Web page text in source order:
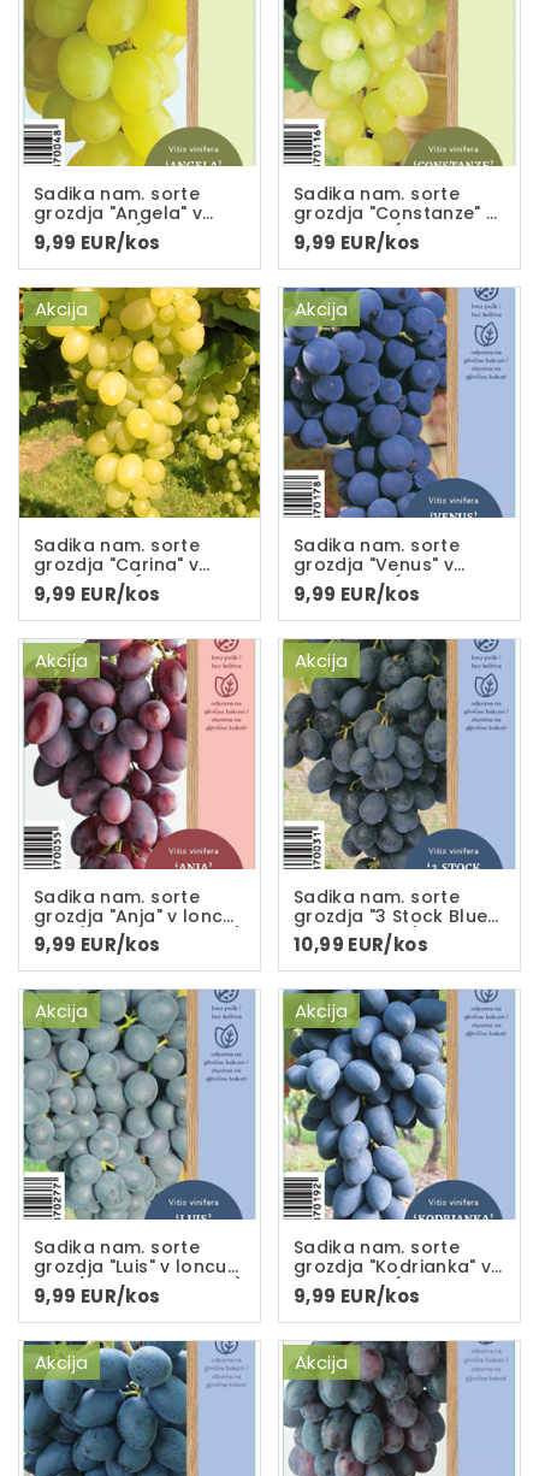
Sadika nam. sorte
grozdja "Angela" v
loncu C-2L(dvoletna
sadika)
9,99 EUR/kos
Sadika nam. sorte
grozdja "Constanze" v
loncu C-2L(dvoletna
sadika)
9,99 EUR/kos
Sadika nam. sorte
grozdja "Carina" v
loncu C-2L(dvoletna
sadika)
9,99 EUR/kos
Akcija
Sadika nam. sorte
grozdja "Venus" v
loncu C-2L(dveletna
sadika)
9,99 EUR/kos
Akcija
Sadika nam. sorte
grozdja "Anja" v loncu
C-2L(dvoletna sadika)
9,99 EUR/kos
Akcija
Sadika nam. sorte
grozdja "3 Stock Blue"
v loncu C-2L(dvoletna
sadika)
10,99 EUR/kos
Akcija
Sadika nam. sorte
grozdja "Luis" v loncu
C-2L(dvoletna sadika)
9,99 EUR/kos
Akcija
Sadika nam. sorte
grozdja "Kodrianka" v
loncu C-2L(dvoletna
sadika) grozdi do
1,5kg
9,99 EUR/kos
Akcija
Akcija Akcija